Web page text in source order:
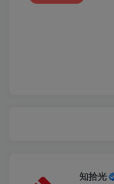
知拾光